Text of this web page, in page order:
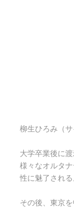
柳生ひろみ（サ
大学卒業後に
様々なオルタ
性に魅了される
その後、東京